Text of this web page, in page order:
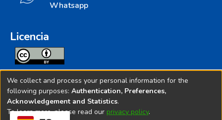
Whatsapp
Licencia
Todos los contenidos de repositorio.ins.gob.pe estan
licenciados bajo
Creative Commoms License
We collect and process your personal information for the
following purposes: Authentication, Preferences,
Acknowledgement and Statistics.
To learn more, please read our privacy policy.